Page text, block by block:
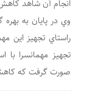
انجام آن شاهد
وي در پايان به
راستاي تجهيز اين
تجهيز مهمانسرا
صورت گرفت که